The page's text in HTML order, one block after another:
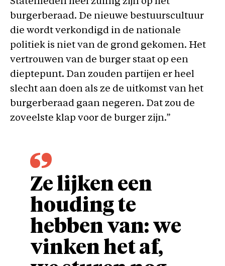
burgerberaad. De nieuwe bestuurscultuur
die wordt verkondigd in de nationale
politiek is niet van de grond gekomen. Het
vertrouwen van de burger staat op een
dieptepunt. Dan zouden partijen er heel
slecht aan doen als ze de uitkomst van het
burgerberaad gaan negeren. Dat zou de
zoveelste klap voor de burger zijn.”
Ze lijken een
houding te
hebben van: we
vinken het af,